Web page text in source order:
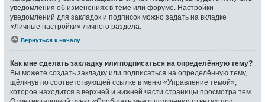
уведомления об изменениях в теме или форуме. Настройки
уведомлений для закладок и подписок можно задать на вкладке
«Личные настройки» личного раздела.
Вернуться к началу
Как мне сделать закладку или подписаться на определённую тему?
Вы можете создать закладку или подписаться на определённую тему,
щёлкнув по соответствующей ссылке в меню «Управление темой»,
которое находится в верхней и нижней части страницы просмотра тем.